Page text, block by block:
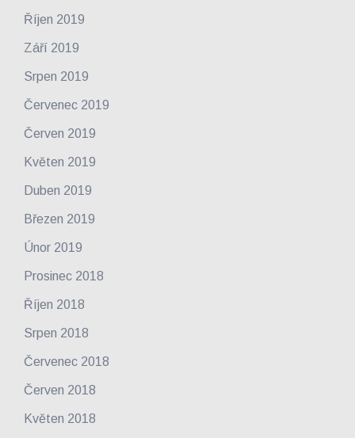
Říjen 2019
Září 2019
Srpen 2019
Červenec 2019
Červen 2019
Květen 2019
Duben 2019
Březen 2019
Únor 2019
Prosinec 2018
Říjen 2018
Srpen 2018
Červenec 2018
Červen 2018
Květen 2018